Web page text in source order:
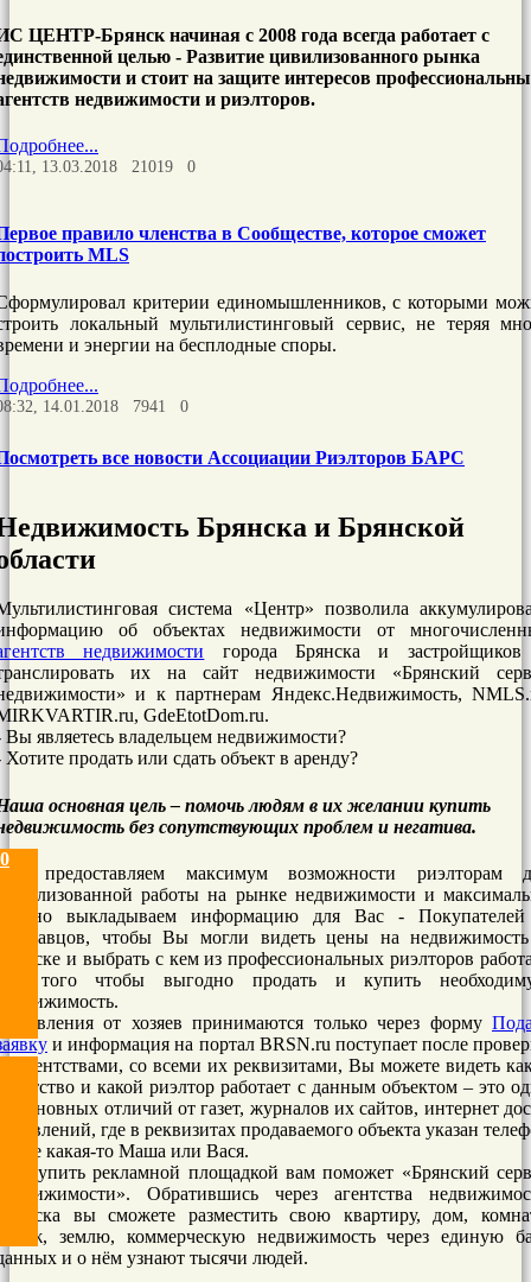
0
ЦЕНТР-Брянск начиная с 2008 года всегда работает с
целью - Развитие цивилизованного рынка
и стоит на защите интересов
недвижимости и риэлторов.
13.03.2018 21019 0
правило членства в Сообществе, которое сможет
MLS
критерии единомышленников, с которыми
локальный мультилистинговый сервис, не теряя
и энергии на бесплодные споры.
14.01.2018 7941 0
все новости Ассоциации Риэлторов БАРС
Брянска и Брянской
система «Центр» позволила
об объектах недвижимости от
недвижимости города Брянска и
их на сайт недвижимости «Брянский
и к партнерам Яндекс.Недвижимость,
GdeEtotDom.ru.
Вы являетесь владельцем недвижимости?
Хотите продать или сдать объект в аренду?
основная цель – помочь людям в их желании купить
без сопутствующих проблем и негатива.
предоставляем максимум возможности риэлторам
работы на рынке недвижимости и
выкладываем информацию для Вас -
чтобы Вы могли видеть цены на
и выбрать с кем из профессиональных риэлторов
того чтобы выгодно продать и купить
от хозяев принимаются только через форму
и информация на портал BRSN.ru поступает после
агентствами, со всеми их реквизитами, Вы можете видеть
и какой риэлтор работает с данным объектом – это
основных отличий от газет, журналов их сайтов, интернет
где в реквизитах продаваемого объекта указан
еще какая-то Маша или Вася.
рекламной площадкой вам поможет «Брянский
Обратившись через агентства
вы сможете разместить свою квартиру, дом,
землю, коммерческую недвижимость через единую
и о нём узнают тысячи людей.